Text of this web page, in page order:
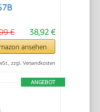
38,92 €
€
ansehen
zzgl. Versandkosten
ANGEBOT